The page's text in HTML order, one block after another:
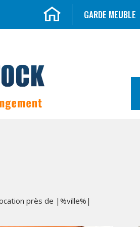
GARDE MEUBLE
près de |%ville%|